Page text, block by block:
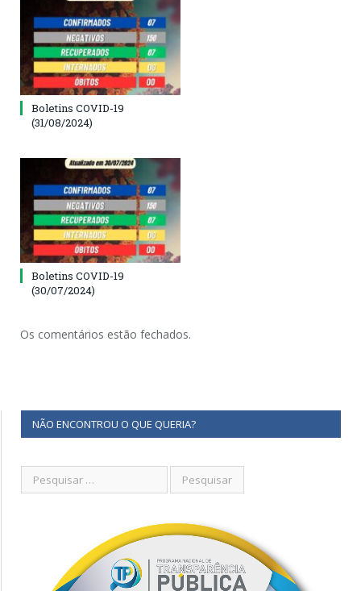
Boletins COVID-19
(31/08/2024)
Boletins COVID-19
(30/07/2024)
Os comentários estão fechados.
NÃO ENCONTROU O QUE QUERIA?